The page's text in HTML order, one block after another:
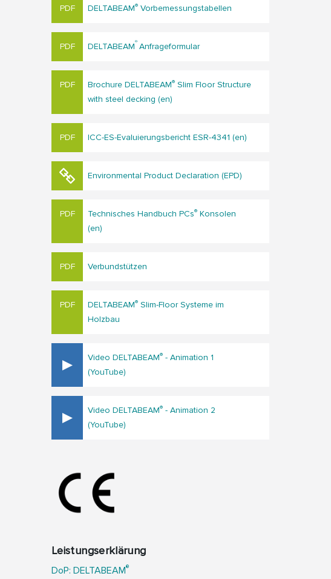
DELTABEAM® Vorbemessungstabellen
DELTABEAM® Anfrageformular
Brochure DELTABEAM® Slim Floor Structure
with steel decking (en)
ICC-ES-Evaluierungsbericht ESR-4341 (en)
Environmental Product Declaration (EPD)
Technisches Handbuch PCs® Konsolen
(en)
Verbundstützen
DELTABEAM® Slim-Floor Systeme im
Holzbau
Video DELTABEAM® - Animation 1
(YouTube)
Video DELTABEAM® - Animation 2
(YouTube)
Leistungserklärung
DoP: DELTABEAM®